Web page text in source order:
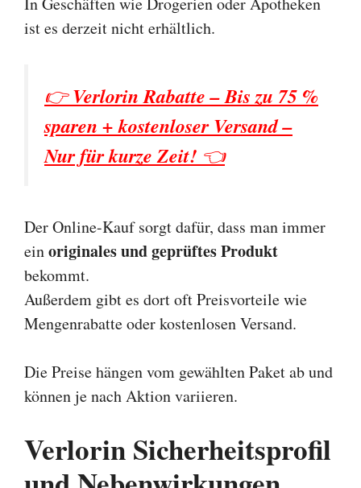
ist es derzeit nicht erhältlich.
👉Verlorin Rabatte – Bis zu 75 %
sparen + kostenloser Versand –
Nur für kurze Zeit! 👈
Der Online-Kauf sorgt dafür, dass man immer
einoriginales und geprüftes Produkt
bekommt.
Außerdem gibt es dort oft Preisvorteile wie
Mengenrabatte oder kostenlosen Versand.
Die Preise hängen vom gewählten Paket ab und
können je nach Aktion variieren.
Verlorin Sicherheitsprofil